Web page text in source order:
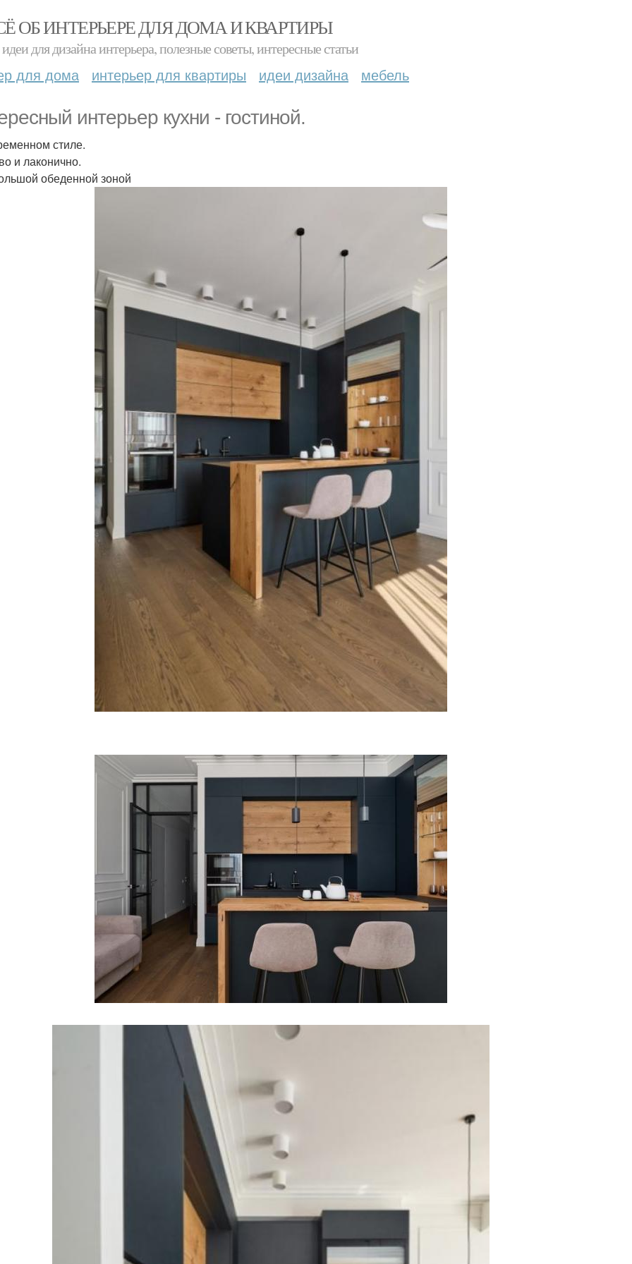
ОБ ИНТЕРЬЕРЕ ДЛЯ ДОМА И КВАРТИРЫ
для дизайна интерьера, полезные советы, интересные статьи
для дома интерьер для квартиры идеи дизайна мебель
интерьер кухни - гостиной.
стиле.
и лаконично.
обеденной зоной